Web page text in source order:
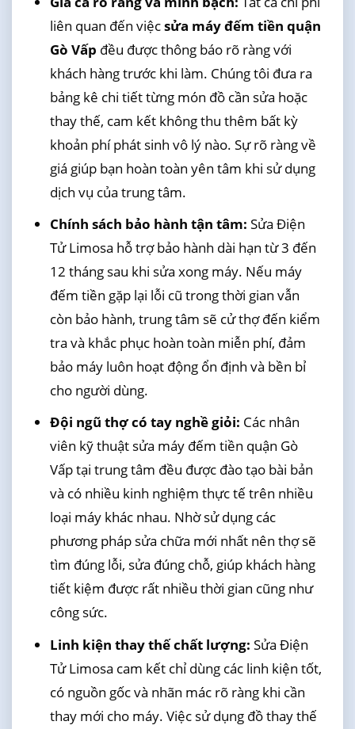
liên quan đến việcsửa máy đếm tiền quận
Gò Vấp đều được thông báo rõ ràng với
khách hàng trước khi làm. Chúng tôi đưa ra
bảng kê chi tiết từng món đồ cần sửa hoặc
thay thế, cam kết không thu thêm bất kỳ
khoản phí phát sinh vô lý nào. Sự rõ ràng về
giá giúp bạn hoàn toàn yên tâm khi sử dụng
dịch vụ của trung tâm.
Chính sách bảo hành tận tâm: Sửa Điện
Tử Limosa hỗ trợ bảo hành dài hạn từ 3 đến
12 tháng sau khi sửa xong máy. Nếu máy
đếm tiền gặp lại lỗi cũ trong thời gian vẫn
còn bảo hành, trung tâm sẽ cử thợ đến kiểm
tra và khắc phục hoàn toàn miễn phí, đảm
bảo máy luôn hoạt động ổn định và bền bỉ
cho người dùng.
Đội ngũ thợ có tay nghề giỏi: Các nhân
viên kỹ thuật sửa máy đếm tiền quận Gò
Vấp tại trung tâm đều được đào tạo bài bản
và có nhiều kinh nghiệm thực tế trên nhiều
loại máy khác nhau. Nhờ sử dụng các
phương pháp sửa chữa mới nhất nên thợ sẽ
tìm đúng lỗi, sửa đúng chỗ, giúp khách hàng
tiết kiệm được rất nhiều thời gian cũng như
công sức.
Linh kiện thay thế chất lượng: Sửa Điện
Tử Limosa cam kết chỉ dùng các linh kiện tốt,
có nguồn gốc và nhãn mác rõ ràng khi cần
thay mới cho máy. Việc sử dụng đồ thay thế